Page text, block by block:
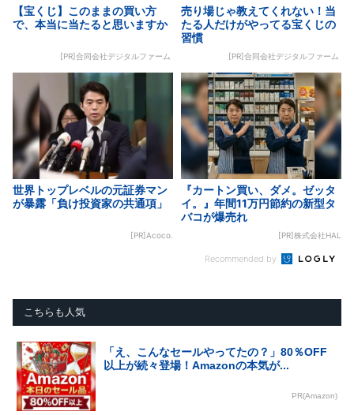
【宝くじ】このままの買い方
で、本当に当たると思いますか
[PR]合同会社デジタルファーム
売り場じゃ教えてくれない！当
たる人だけがやってる宝くじの
習慣
[PR]合同会社デジタルファーム
世界トップレベルの元証券マン
が暴露「負け投資家の共通項」
[PR]Acoco.
『カートン買い、ダメ。ゼッタ
イ。』年間11万円節約の新型タ
バコが爆売れ
[PR]株式会社HAL
Recommended by
こちらも人気
「え、こんなセールやってたの？」80％OFF
以上が続々登場！Amazonの本気が...
PR(Amazon)